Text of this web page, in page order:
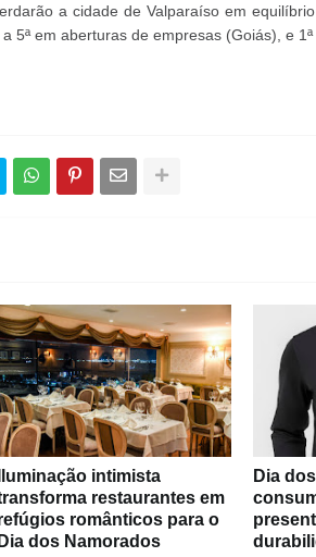
a cidade de Valparaíso em
5ª em aberturas de empresas (Goiás), e
Iluminação intimista
restaurantes em
românticos para o
Dia dos Namorados
Dia